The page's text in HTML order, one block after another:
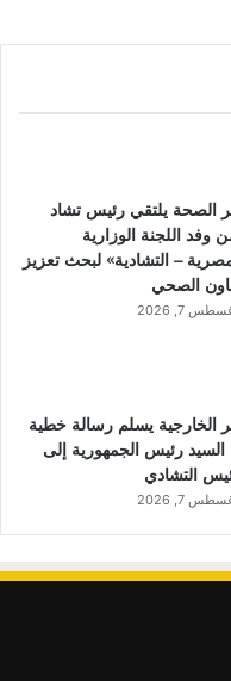
الصحة يلتقي رئيس تشاد
وفد اللجنة الوزارية
– التشادية» لبحث تعزيز
الصحي
7, 2026
الخارجية يسلم رسالة خطية
رئيس الجمهورية إلى
التشادي
7, 2026